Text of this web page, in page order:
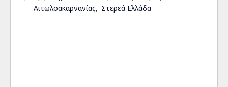
Αιτωλοακαρνανίας
Στερεά Ελλάδα